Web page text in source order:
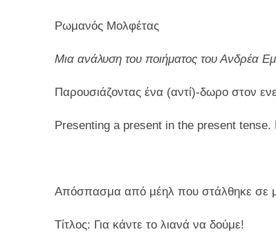
Ρωμανός Μολφέτας
Μια ανάλυση του ποιήματος του Ανδρέα
Παρουσιάζοντας ένα (αντί)-δωρο στον
Presenting a present in the present
Απόσπασμα από μέηλ που στάλθηκε σε
Τίτλος: Για κάντε το λιανά να δούμε!